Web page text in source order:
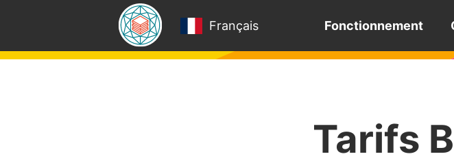
Français Fonctionnement
Tarifs